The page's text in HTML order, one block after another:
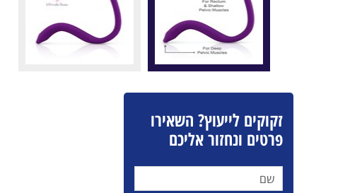
זקוקים לייעוץ? השאירו
פרטים ונחזור אליכם